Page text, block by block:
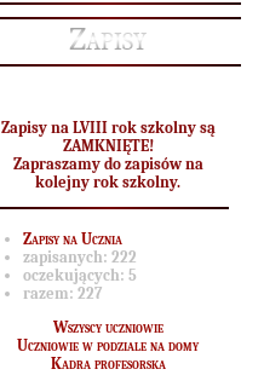
Zapisy
Zapisy na LVIII rok szkolny są
ZAMKNIĘTE!
Zapraszamy do zapisów na
kolejny rok szkolny.
Zapisy na Ucznia
zapisanych: 222
oczekujących: 5
razem: 227
Wszyscy uczniowie
Uczniowie w podziale na domy
Kadra profesorska